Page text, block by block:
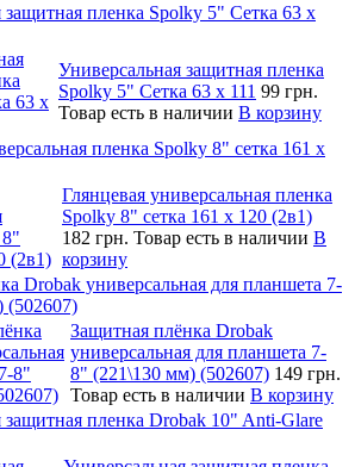
защитная пленка Spolky 5" Сетка 63 x
Универсальная защитная пленка
Spolky 5" Сетка 63 x 111 99 грн.
Товар есть в наличии В корзину
пленка Spolky 8" сетка 161 х
Глянцевая универсальная пленка
Spolky 8" сетка 161 х 120 (2в1)
182 грн. Товар есть в наличии В
корзину
Drobak универсальная для планшета 7-
(502607)
Защитная плёнка Drobak
универсальная для планшета 7-
8" (221\130 мм) (502607) 149 грн.
Товар есть в наличии В корзину
защитная пленка Drobak 10" Anti-Glare